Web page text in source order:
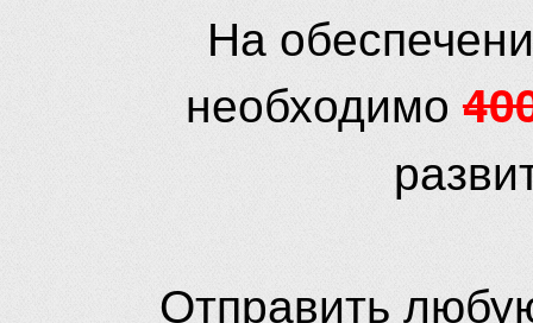
На
необходимо
Отправить